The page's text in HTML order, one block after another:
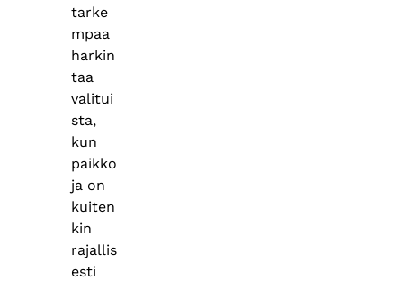
tarke
mpaa
harkin
taa
valitui
sta,
kun
paikko
ja on
kuiten
kin
rajallis
esti